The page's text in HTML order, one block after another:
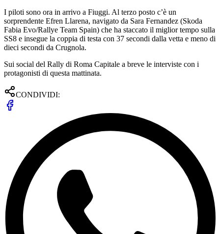
I piloti sono ora in arrivo a Fiuggi. Al terzo posto c’è un
sorprendente Efren Llarena, navigato da Sara Fernandez (Skoda
Fabia Evo/Rallye Team Spain) che ha staccato il miglior tempo sulla
SS8 e insegue la coppia di testa con 37 secondi dalla vetta e meno di
dieci secondi da Crugnola.
Sui social del Rally di Roma Capitale a breve le interviste con i
protagonisti di questa mattinata.
CONDIVIDI: